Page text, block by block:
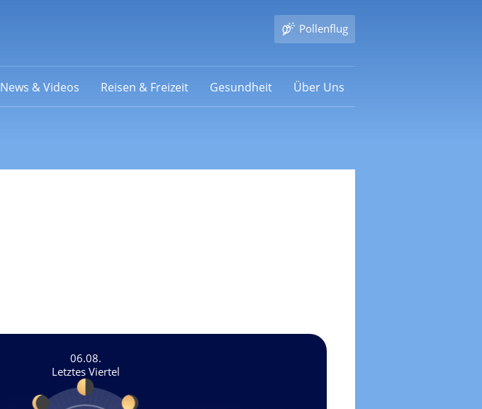
Pollenflug
News & Videos Reisen & Freizeit Gesundheit Über Uns
06.08.
Letztes Viertel